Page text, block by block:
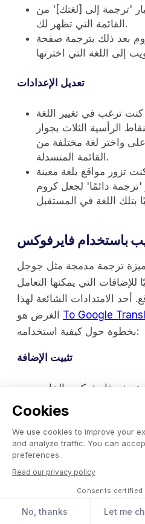
Cookies
We use cookies to improve your
and analyze traffic. You can
preferences.
Read our privacy policy
Consents certified
No, thanks Let me
'ترجمة إلى [لغتك]' من
القائمة التي تظهر لك.
بعد ذلك بترجمة صفحة
تعديل الإعدادات
ترغب في تغيير اللغة
الرأسية الثلاث بجوار
واختر لغة مختلفة من
القائمة المنسدلة.
تزور مواقع بلغة معينة
'ترجمة دائمًا' لجعل كروم
باستخدام فايرفوكس
ترجمة مدمجة مثل جوجل
التي يمكنها التعامل
أحد الامتدادات الشائعة لهذا
To Google
بخطوة حول كيفية استخدامه:
تثبيت الإضافة
فايرفوكس الخاص
بك.
على زر القائمة (الثلاث
العلوية اليمين واختار
"الإضافات".
ابحث عن 'To Google Translate': في شريط
البحث، اكتب "To Google Translate" واضغط
على Enter.